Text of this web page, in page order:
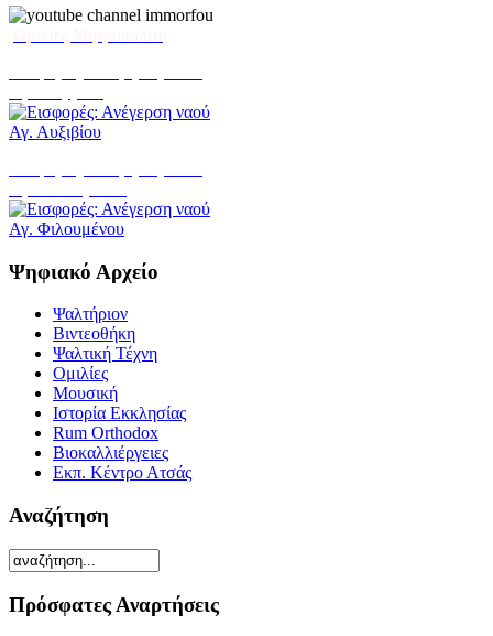
Ψηφιακό Αρχείο
Ψαλτήριον
Βιντεοθήκη
Ψαλτική Τέχνη
Ομιλίες
Μουσική
Ιστορία Εκκλησίας
Rum Orthodox
Βιοκαλλιέργειες
Εκπ. Κέντρο Ατσάς
Αναζήτηση
Πρόσφατες Αναρτήσεις